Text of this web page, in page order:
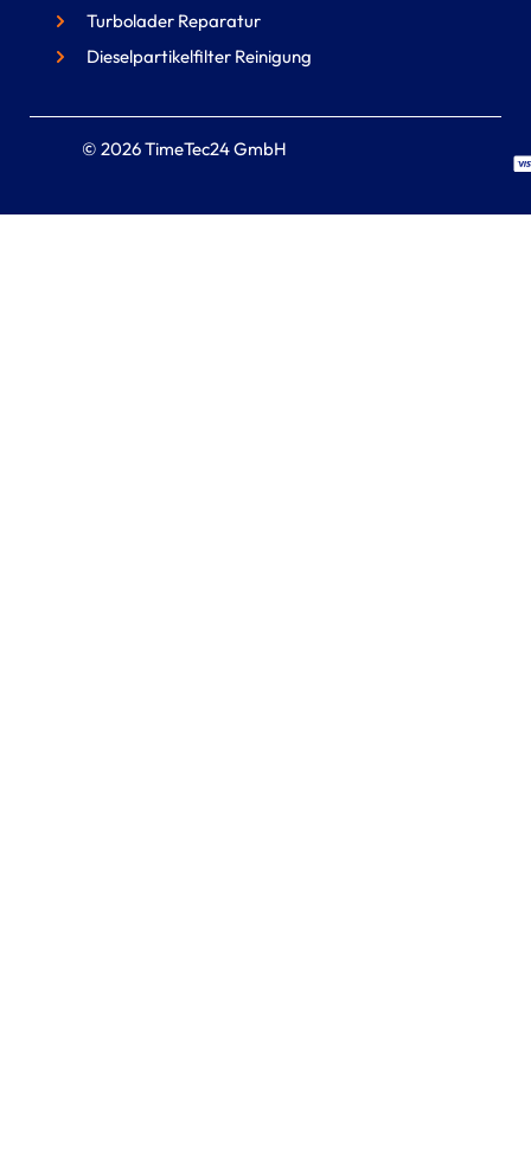
Turbolader Reparatur
Dieselpartikelfilter Reinigung
© 2026 TimeTec24 GmbH